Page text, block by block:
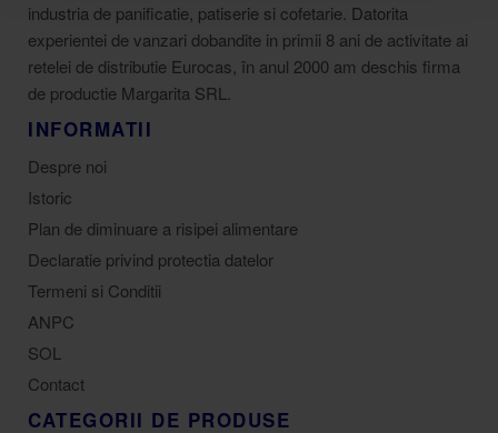
industria de panificatie, patiserie si cofetarie. Datorita
experientei de vanzari dobandite in primii 8 ani de activitate ai
retelei de distributie Eurocas, în anul 2000 am deschis firma
de productie Margarita SRL.
INFORMATII
Despre noi
Istoric
Plan de diminuare a risipei alimentare
Declaratie privind protectia datelor
Termeni si Conditii
ANPC
SOL
Contact
CATEGORII DE PRODUSE